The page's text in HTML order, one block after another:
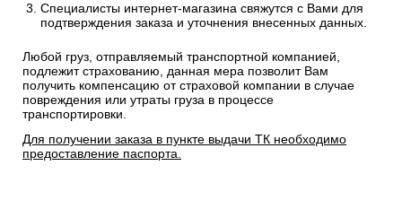
Специалисты интернет-магазина свяжутся с Вами для
подтверждения заказа и уточнения внесенных данных.
Любой груз, отправляемый транспортной компанией,
подлежит страхованию, данная мера позволит Вам
получить компенсацию от страховой компании в случае
повреждения или утраты груза в процессе
транспортировки.
Для получении заказа в пункте выдачи ТК необходимо
предоставление паспорта.